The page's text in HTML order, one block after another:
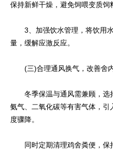
保持新鲜干燥，避免饲喂变质饲
3、加强饮水管理，将饮用水
量，缓解应激反应。
(三)合理通风换气，改善舍
冬季保温与通风需兼顾，选
氨气、二氧化碳等有害气体，
度骤降。
同时定期清理鸡舍粪便，保